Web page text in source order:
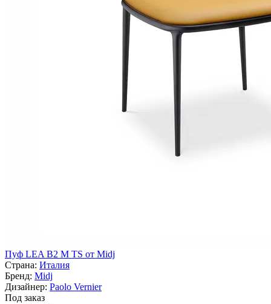
Пуф LEA B2 M TS от Midj
Страна: Италия
Бренд: Midj
Дизайнер: Paolo Vernier
Под заказ